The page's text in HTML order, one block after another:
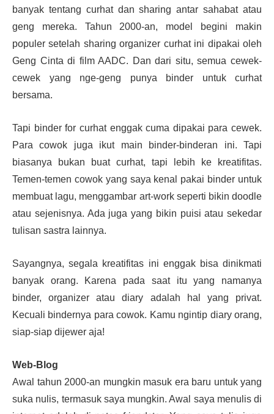
banyak tentang curhat dan sharing antar sahabat atau
geng mereka. Tahun 2000-an, model begini makin
populer setelah sharing organizer curhat ini dipakai oleh
Geng Cinta di film AADC. Dan dari situ, semua cewek-
cewek yang nge-geng punya binder untuk curhat
bersama.
Tapi binder for curhat enggak cuma dipakai para cewek.
Para cowok juga ikut main binder-binderan ini. Tapi
biasanya bukan buat curhat, tapi lebih ke kreatifitas.
Temen-temen cowok yang saya kenal pakai binder untuk
membuat lagu, menggambar art-work seperti bikin doodle
atau sejenisnya. Ada juga yang bikin puisi atau sekedar
tulisan sastra lainnya.
Sayangnya, segala kreatifitas ini enggak bisa dinikmati
banyak orang. Karena pada saat itu yang namanya
binder, organizer atau diary adalah hal yang privat.
Kecuali bindernya para cowok. Kamu ngintip diary orang,
siap-siap dijewer aja!
Web-Blog
Awal tahun 2000-an mungkin masuk era baru untuk yang
suka nulis, termasuk saya mungkin. Awal saya menulis di